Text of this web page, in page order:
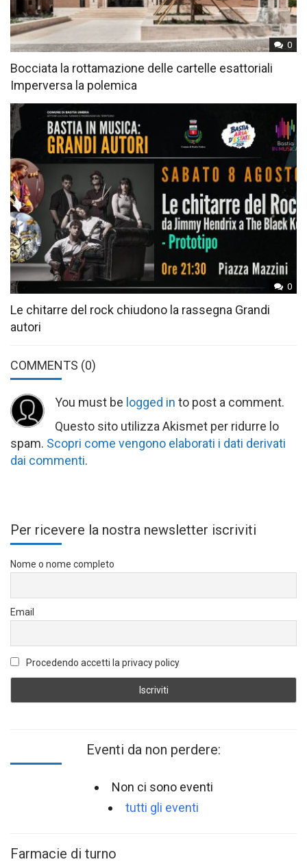
0
Bocciata la rottamazione delle cartelle esattoriali
Imperversa la polemica
0
Le chitarre del rock chiudono la rassegna Grandi
autori
COMMENTS (0)
You must be logged in to post a comment.
Questo sito utilizza Akismet per ridurre lo
spam. Scopri come vengono elaborati i dati derivati
dai commenti.
Per ricevere la nostra newsletter iscriviti
Nome o nome completo
Email
Procedendo accetti la privacy policy
Eventi da non perdere:
Non ci sono eventi
tutti gli eventi
Farmacie di turno